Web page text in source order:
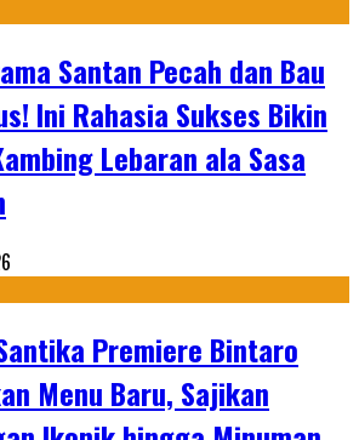
Santan Pecah dan Bau
Ini Rahasia Sukses Bikin
Lebaran ala Sasa
Premiere Bintaro
Menu Baru, Sajikan